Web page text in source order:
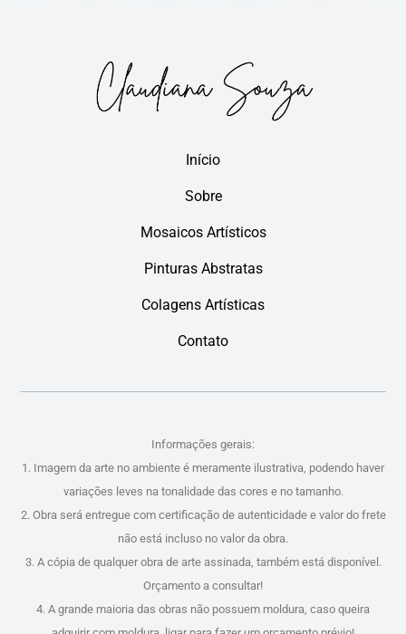
Início
Sobre
Mosaicos Artísticos
Pinturas Abstratas
Colagens Artísticas
Contato
Informações gerais:
1. Imagem da arte no ambiente é meramente ilustrativa, podendo haver
variações leves na tonalidade das cores e no tamanho.
2. Obra será entregue com certificação de autenticidade e valor do frete
não está incluso no valor da obra.
3. A cópia de qualquer obra de arte assinada, também está disponível.
Orçamento a consultar!
4. A grande maioria das obras não possuem moldura, caso queira